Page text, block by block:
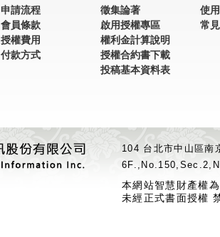
申請流程
會員條款
授權費用
付款方式
徵集論著
啟用授權專區
權利金計算說明
授權合約書下載
投稿基本資料表
使
常
104 台北市中山區
本網站智慧財產權
未經正式書面授權